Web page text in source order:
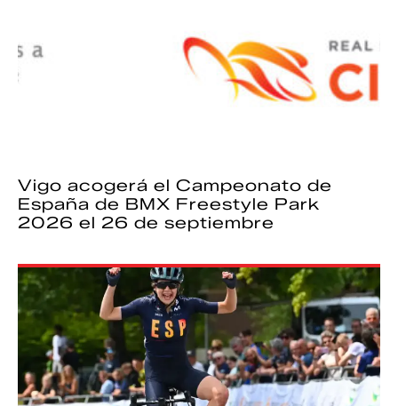
Vigo acogerá el Campeonato de
España de BMX Freestyle Park
2026 el 26 de septiembre